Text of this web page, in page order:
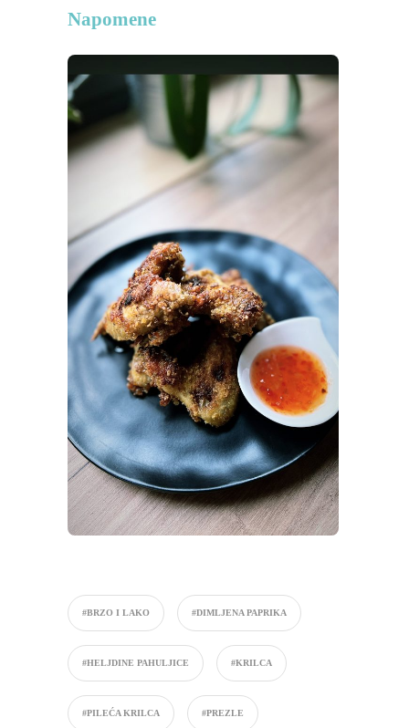
Napomene
#BRZO I LAKO #DIMLJENA PAPRIKA
#HELJDINE PAHULJICE #KRILCA
#PILEĆA KRILCA #PREZLE